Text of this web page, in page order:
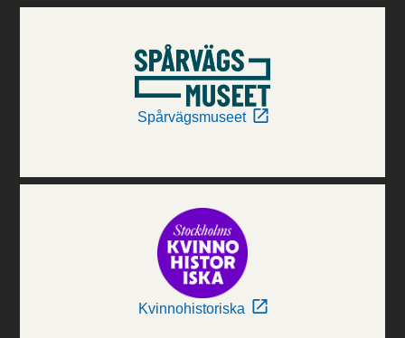
Spårvägsmuseet
Kvinnohistoriska